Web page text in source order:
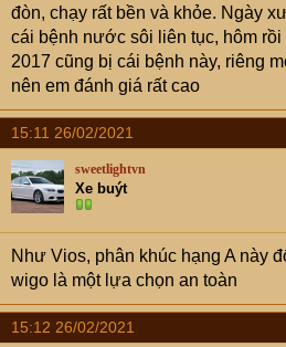
đòn, chạy rất bền và khỏe. Ngày
cái bệnh nước sôi liên tục, hôm
2017 cũng bị cái bệnh này, riêng
nên em đánh giá rất cao
15:11 26/02/2021
sweetlightvn
Xe buýt
Như Vios, phân khúc hạng A này
wigo là một lựa chọn an toàn
15:12 26/02/2021